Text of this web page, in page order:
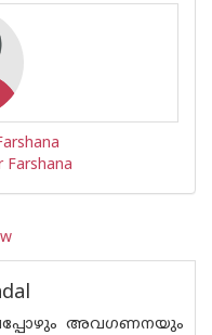
അവഗണനയും